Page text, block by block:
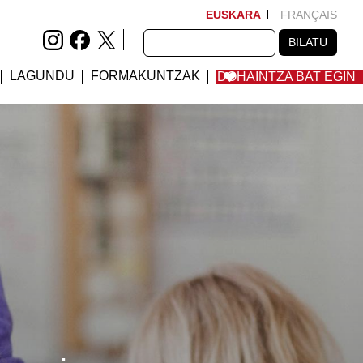
EUSKARA FRANÇAIS
BILATU BILATU
LAGUNDU FORMAKUNTZAK DOHAINTZA BAT EGIN